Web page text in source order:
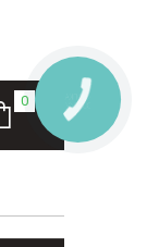
КНОПКА
ЗВ'ЯЗКУ